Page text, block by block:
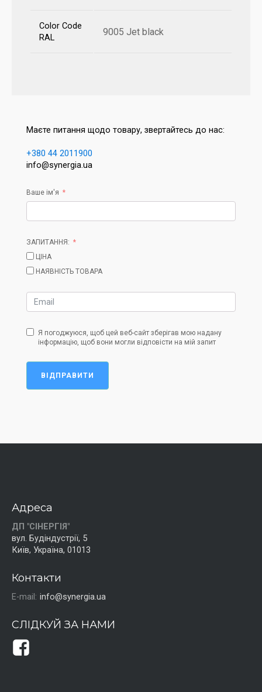
Color Code
RAL
9005 Jet black
Маєте питання щодо товару, звертайтесь до нас:
+380 44 2011900
info@synergia.ua
Ваше ім'я
ЗАПИТАННЯ:
ЦІНА
НАЯВНІСТЬ ТОВАРА
Я погоджуюся, щоб цей веб-сайт зберігав мою надану
інформацію, щоб вони могли відповісти на мій запит
ВІДПРАВИТИ
Адреса
ДП "СІНЕРГІЯ"
вул. Будіндустрії, 5
Київ, Україна, 01013
Контакти
E-mail: info@synergia.ua
СЛІДКУЙ ЗА НАМИ